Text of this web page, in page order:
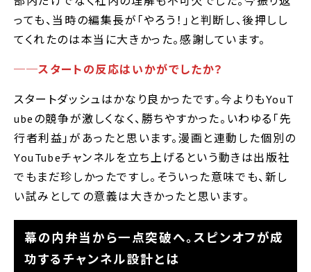
っても、当時の編集長が｢やろう！｣と判断し、後押しし
てくれたのは本当に大きかった。感謝しています。
──スタートの反応はいかがでしたか？
スタートダッシュはかなり良かったです。今よりもYouT
ubeの競争が激しくなく、勝ちやすかった。いわゆる｢先
行者利益｣があったと思います。漫画と連動した個別の
YouTubeチャンネルを立ち上げるという動きは出版社
でもまだ珍しかったですし。そういった意味でも、新し
い試みとしての意義は大きかったと思います。
幕の内弁当から一点突破へ。スピンオフが成
功するチャンネル設計とは